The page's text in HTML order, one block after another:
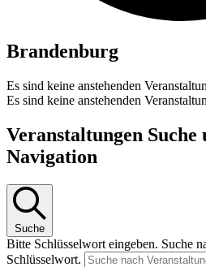
Brandenburg
Es sind keine anstehenden
Es sind keine anstehenden
Veranstaltungen Suche
Navigation
Suche
Bitte Schlüsselwort eingeben. Suche
Schlüsselwort.